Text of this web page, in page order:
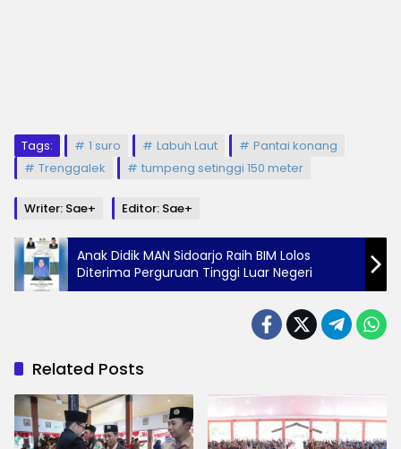
Tags: 1 suro Labuh Laut
Pantai konang
Trenggalek
tumpeng setinggi 150 meter
Writer: Sae+ Editor: Sae+
Anak Didik MAN Sidoarjo Raih BIM Lolos
Diterima Perguruan Tinggi Luar Negeri
Related Posts